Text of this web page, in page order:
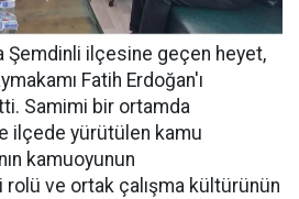
Şemdinli ilçesine geçen heyet,
Fatih Erdoğan'ı
Samimi bir ortamda
ilçede yürütülen kamu
kamuoyunun
ve ortak çalışma kültürünün